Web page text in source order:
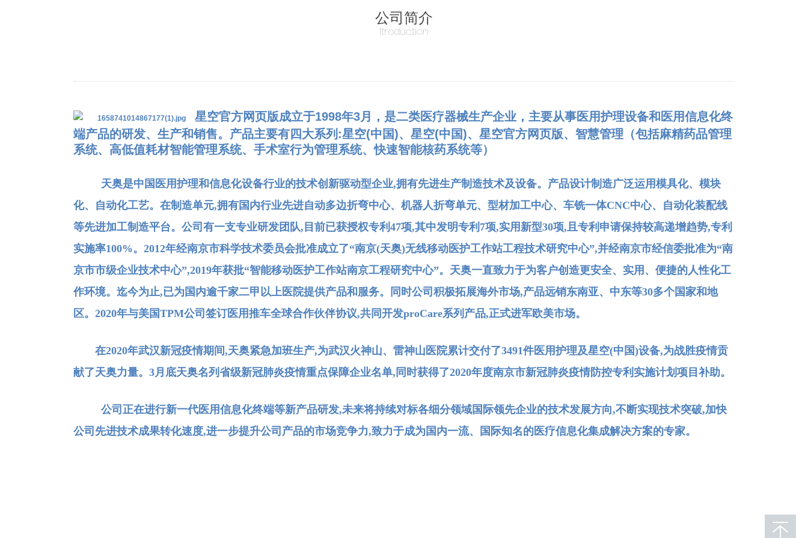
公司简介
Itroduction
星空官方网页版成立于1998年3月，是二类医疗器械生产企业，主要从事医用护理设备和医用信息化终
端产品的研发、生产和销售。产品主要有四大系列:星空(中国)、星空(中国)、星空官方网页版、智慧管理（包括麻精药品管理
系统、高低值耗材智能管理系统、手术室行为管理系统、快速智能核药系统等）
天奥是中国医用护理和信息化设备行业的技术创新驱动型企业,拥有先进生产制造技术及设备。产品设计制造广泛运用模具化、模块
化、自动化工艺。在制造单元,拥有国内行业先进自动多边折弯中心、机器人折弯单元、型材加工中心、车铣一体CNC中心、自动化装配线
等先进加工制造平台。公司有一支专业研发团队,目前已获授权专利47项,其中发明专利7项,实用新型30项,且专利申请保持较高递增趋势,专利
实施率100%。2012年经南京市科学技术委员会批准成立了“南京(天奥)无线移动医护工作站工程技术研究中心”,并经南京市经信委批准为“南
京市市级企业技术中心”,2019年获批“智能移动医护工作站南京工程研究中心”。天奥一直致力于为客户创造更安全、实用、便捷的人性化工
作环境。迄今为止,已为国内逾千家二甲以上医院提供产品和服务。同时公司积极拓展海外市场,产品远销东南亚、中东等30多个国家和地
区。2020年与美国TPM公司签订医用推车全球合作伙伴协议,共同开发proCare系列产品,正式进军欧美市场。
在2020年武汉新冠疫情期间,天奥紧急加班生产,为武汉火神山、雷神山医院累计交付了3491件医用护理及星空(中国)设备,为战胜疫情贡
献了天奥力量。3月底天奥名列省级新冠肺炎疫情重点保障企业名单,同时获得了2020年度南京市新冠肺炎疫情防控专利实施计划项目补助。
公司正在进行新一代医用信息化终端等新产品研发,未来将持续对标各细分领域国际领先企业的技术发展方向,不断实现技术突破,加快
公司先进技术成果转化速度,进一步提升公司产品的市场竞争力,致力于成为国内一流、国际知名的医疗信息化集成解决方案的专家。